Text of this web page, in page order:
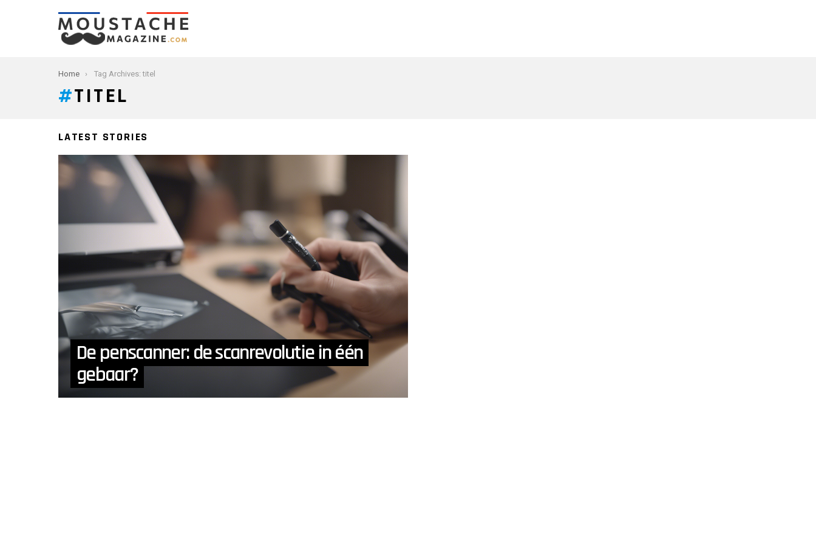
You are here:
Home Tag Archives: titel
TITEL
LATEST STORIES
De penscanner: de scanrevolutie in één
gebaar?